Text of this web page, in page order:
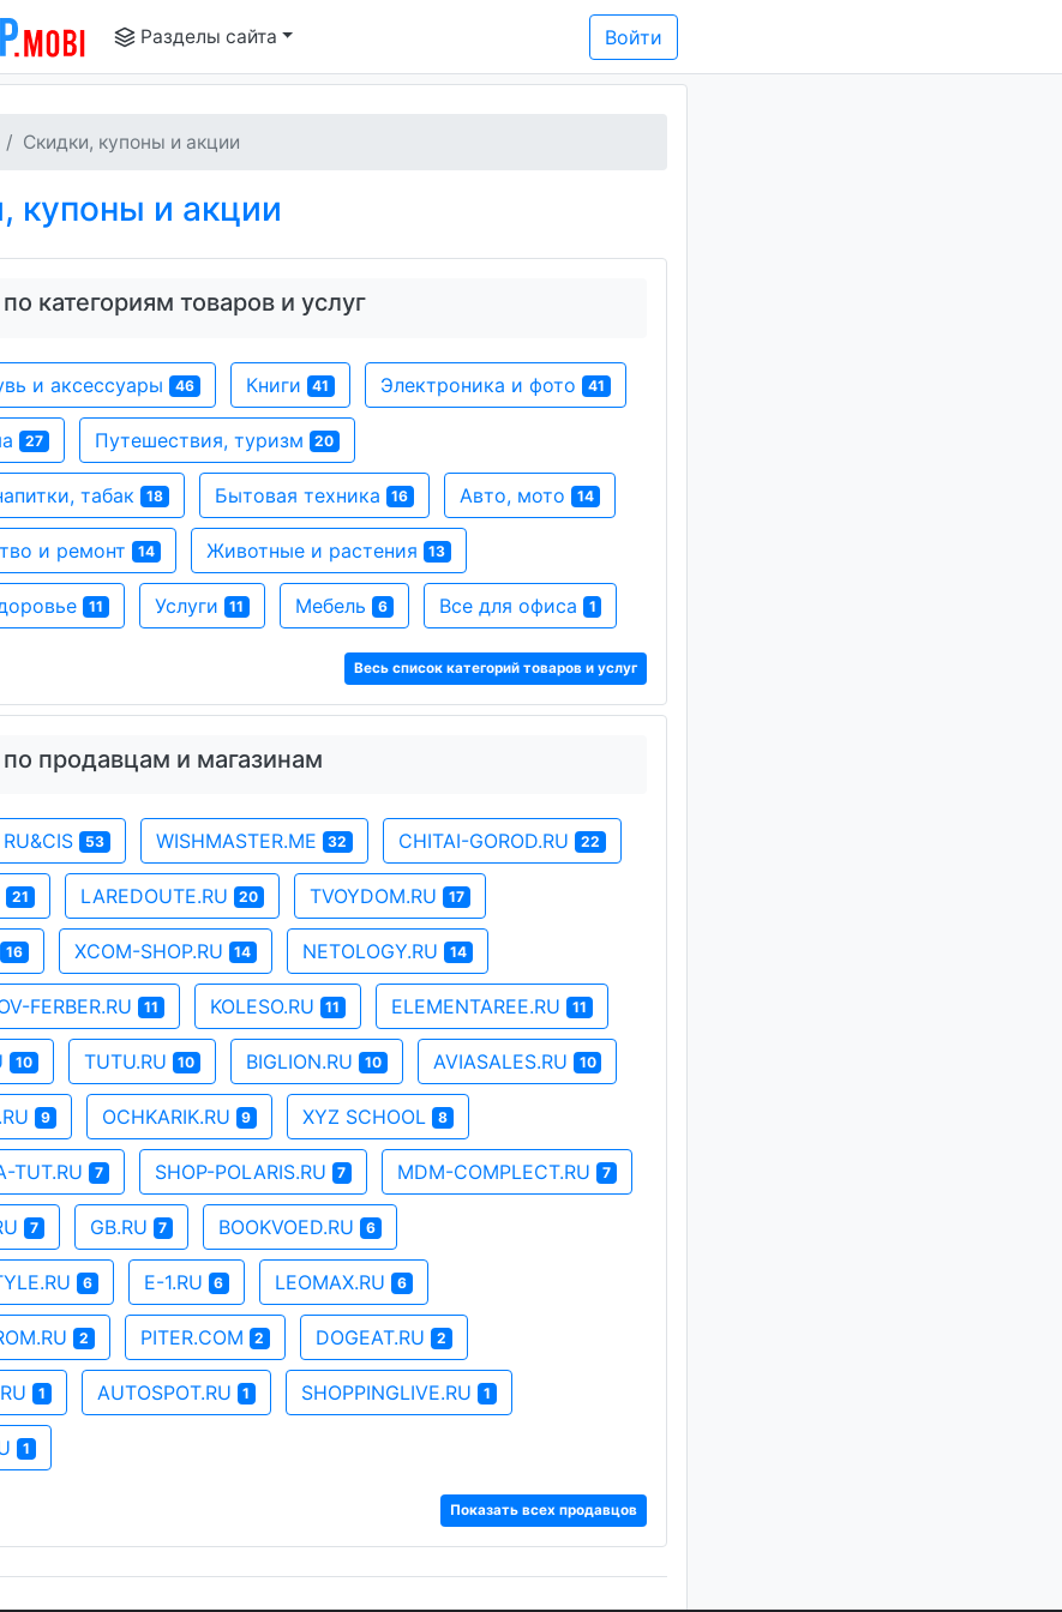
Разделы сайта Войти
Скидки, купоны и акции
купоны и акции
категориям товаров и услуг
и аксессуары 46 Книги 41 Электроника и фото 41
27 Путешествия, туризм 20
табак 18 Бытовая техника 16 Авто, мото 14
и ремонт 14 Животные и растения 13
11 Услуги 11 Мебель 6 Все для офиса 1
Весь список категорий товаров и услуг
продавцам и магазинам
53 WISHMASTER.ME 32 CHITAI-GOROD.RU 22
21 LAREDOUTE.RU 20 TVOYDOM.RU 17
16 XCOM-SHOP.RU 14 NETOLOGY.RU 14
FERBER.RU 11 KOLESO.RU 11 ELEMENTAREE.RU 11
10 TUTU.RU 10 BIGLION.RU 10 AVIASALES.RU 10
9 OCHKARIK.RU 9 XYZ SCHOOL 8
TUT.RU 7 SHOP-POLARIS.RU 7 MDM-COMPLECT.RU 7
7 GB.RU 7 BOOKVOED.RU 6
6 E-1.RU 6 LEOMAX.RU 6
2 PITER.COM 2 DOGEAT.RU 2
1 AUTOSPOT.RU 1 SHOPPINGLIVE.RU 1
1
Показать всех продавцов